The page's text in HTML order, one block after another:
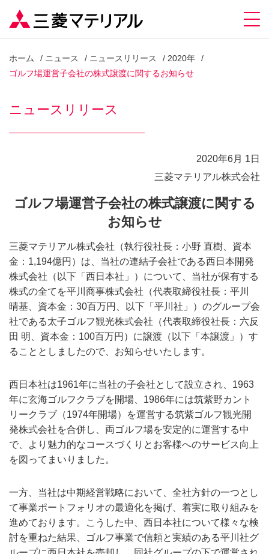
ホーム ニュース ニュースリリース
2020年
ゴルフ場運営子会社の株式譲渡に関するお知らせ
ニュースリリース
2020年6月 1日
三菱マテリアル株式会社
ゴルフ場運営子会社の株式譲渡に関する
お知らせ
三菱マテリアル株式会社（執行役社長：小野 直樹、資本
金：1,194億円）は、当社の連結子会社である西日本開発
株式会社（以下「西日本社」）について、当社が保有する
株式の全てを平川商事株式会社（代表取締役社長：平川
晴基、資本金：30百万円、以下「平川社」）のグループ会
社である太子ゴルフ観光株式会社（代表取締役社長：六反
田 明、資本金：100百万円）に譲渡（以下「本譲渡」）す
ることとしましたので、お知らせいたします。
西日本社は1961年に当社の子会社として設立され、1963
年に玄海ゴルフクラブを開場、1986年には筑紫野カント
リークラブ（1974年開場）を運営する筑紫ゴルフ観光開
発株式会社を合併し、両ゴルフ場を安定的に運営する中
で、より魅力的なコースづくりとお客様へのサービス向上
を図ってまいりました。
一方、当社は中期経営戦略において、全社方針の一つとし
て事業ポートフォリオの最適化を掲げ、着実に取り組みを
進めております。こうした中、西日本社について様々な検
討を重ねた結果、ゴルフ事業で信頼と実績のある平川社グ